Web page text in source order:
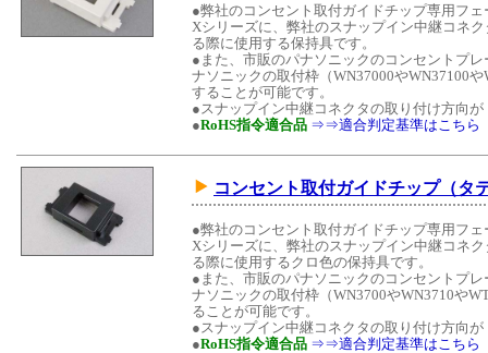
●弊社のコンセント取付ガイドチップ専用フ
Xシリーズに、弊社のスナップイン中継コネ
る際に使用する保持具です。
●また、市販のパナソニックのコンセントプ
ナソニックの取付枠（WN37000やWN37100
することが可能です。
●スナップイン中継コネクタの取り付け方向
●RoHS指令適合品 ⇒⇒適合判定基準はこちら
コンセント取付ガイドチップ（タ
●弊社のコンセント取付ガイドチップ専用フ
Xシリーズに、弊社のスナップイン中継コネ
る際に使用するクロ色の保持具です。
●また、市販のパナソニックのコンセントプ
ナソニックの取付枠（WN3700やWN3710や
ることが可能です。
●スナップイン中継コネクタの取り付け方向
●RoHS指令適合品 ⇒⇒適合判定基準はこちら